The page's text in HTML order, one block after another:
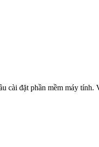
đặt phần mềm máy